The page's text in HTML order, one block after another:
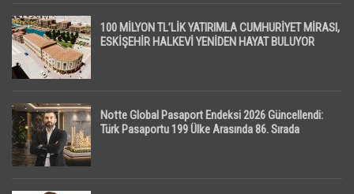
100 MİLYON TL’LİK YATIRIMLA CUMHURİYET MİRASI,
ESKİŞEHİR HALKEVİ YENİDEN HAYAT BULUYOR
Notte Global Pasaport Endeksi 2026 Güncellendi:
Türk Pasaportu 199 Ülke Arasında 86. Sırada